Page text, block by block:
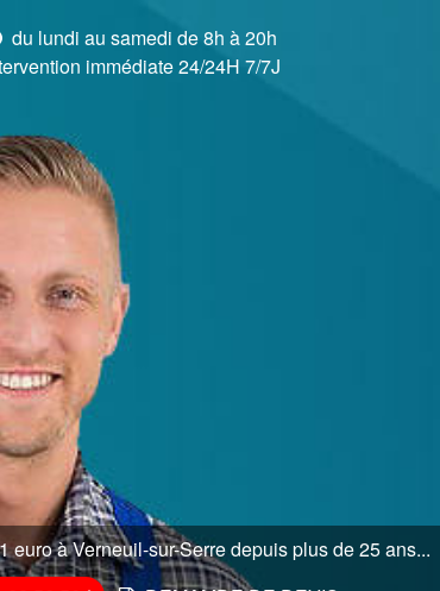
du lundi au samedi de 8h à 20h
immédiate 24/24H 7/7J
euro à Verneuil-sur-Serre depuis plus de 25 ans...